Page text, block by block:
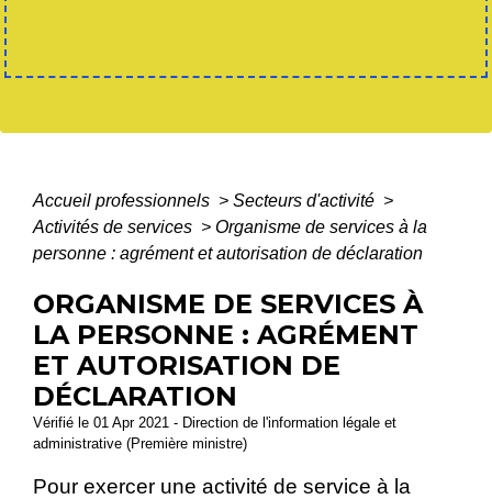
Accueil professionnels > Secteurs d'activité >
Activités de services > Organisme de services à la
personne : agrément et autorisation de déclaration
ORGANISME DE SERVICES À
LA PERSONNE : AGRÉMENT
ET AUTORISATION DE
DÉCLARATION
Vérifié le 01 Apr 2021 - Direction de l'information légale et
administrative (Première ministre)
Pour exercer une activité de service à la